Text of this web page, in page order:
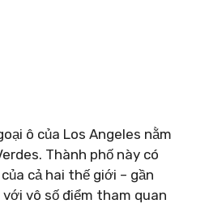
ô của Los Angeles nằm
Thành phố này có
cả hai thế giới – gần
vô số điểm tham quan